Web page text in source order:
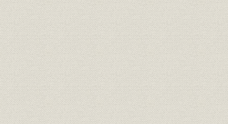
第2章 拡張期の朝鮮銀行(1910~20年)
第1節 第1次大戦前の業況(1910~14年)
1. 営業の概況
2. 資本金の充実と持株構成の変化
3. 支店・出張所の整備拡充
4. 銀行券発行の拡大と停滞